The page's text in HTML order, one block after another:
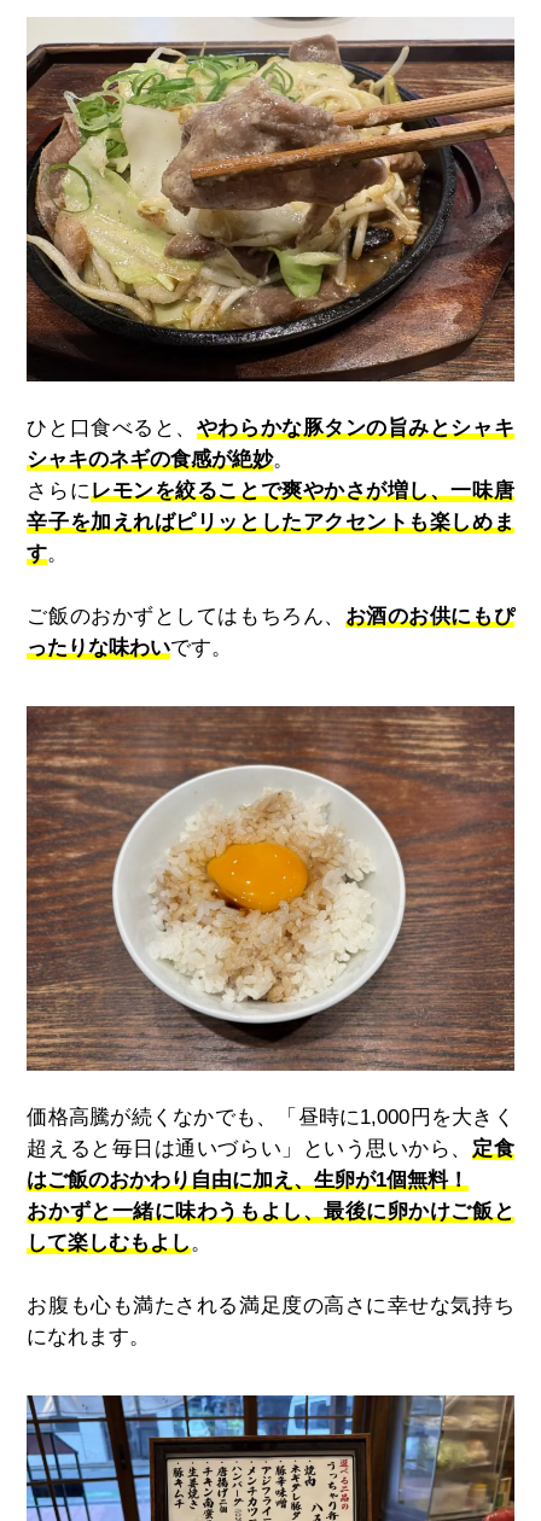
ひと口食べると、 やわらかな豚タンの旨みとシャキ
シャキのネギの食感が絶妙。
さらにレモンを絞ることで爽やかさが増し、一味唐
辛子を加えればピリッとしたアクセントも楽しめま
す。
ご飯のおかずとしてはもちろん、 お酒のお供にもぴ
ったりな味わいです。
価格高騰が続くなかでも、「昼時に1,000円を大きく
超えると毎日は通いづらい」という思いから、定食
はご飯のおかわり自由に加え、生卵が1個無料！
おかずと一緒に味わうもよし、最後に卵かけご飯と
して楽しむもよし。
お腹も心も満たされる満足度の高さに幸せな気持ち
になれます。